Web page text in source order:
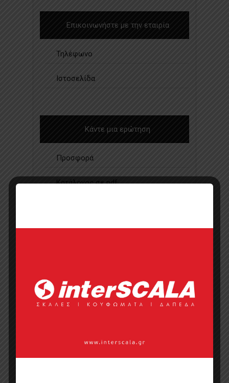
Επικοινωνήστε με την εταιρία
Τηλέφωνο
Ιστοσελίδα
Κάντε μια ερώτηση
Προσφορά
Κατάλογος σε pdf
Categories:Collections,The Fabulous
Group,Woven ,Διακοσμητικές
Έπιπλα,Ταπετσαρίες Τοίχου
Ταπετσαρίες Τοίχου,Υφάσματα Για